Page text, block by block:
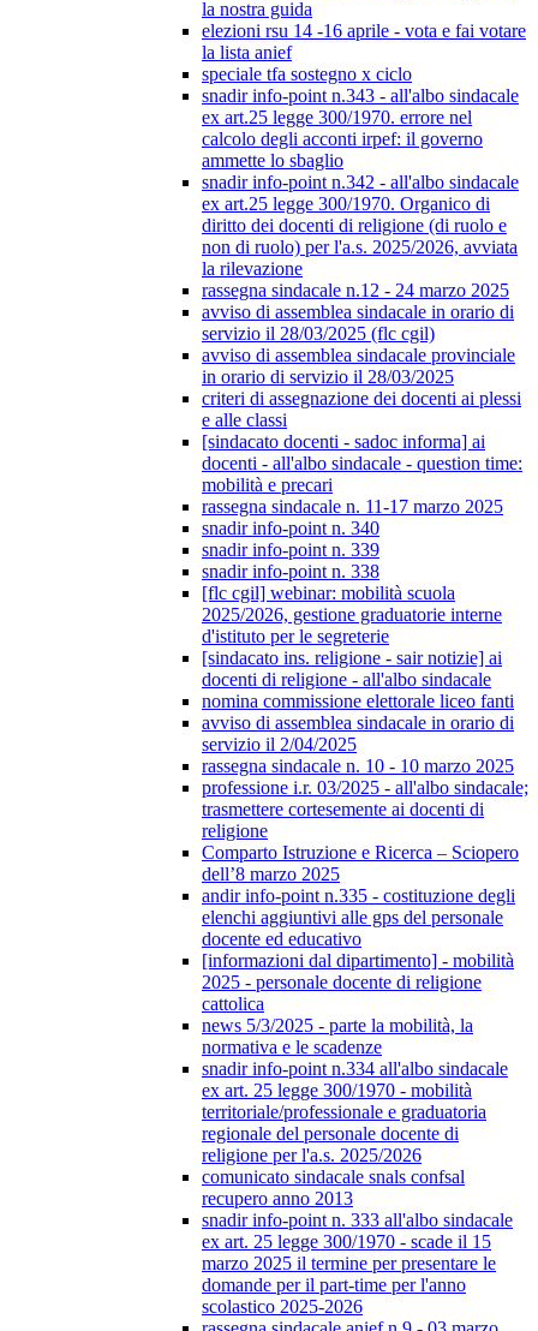
la nostra guida
elezioni rsu 14 -16 aprile - vota e fai votare
la lista anief
speciale tfa sostegno x ciclo
snadir info-point n.343 - all'albo sindacale
ex art.25 legge 300/1970. errore nel
calcolo degli acconti irpef: il governo
ammette lo sbaglio
snadir info-point n.342 - all'albo sindacale
ex art.25 legge 300/1970. Organico di
diritto dei docenti di religione (di ruolo e
non di ruolo) per l'a.s. 2025/2026, avviata
la rilevazione
rassegna sindacale n.12 - 24 marzo 2025
avviso di assemblea sindacale in orario di
servizio il 28/03/2025 (flc cgil)
avviso di assemblea sindacale provinciale
in orario di servizio il 28/03/2025
criteri di assegnazione dei docenti ai plessi
e alle classi
[sindacato docenti - sadoc informa] ai
docenti - all'albo sindacale - question time:
mobilità e precari
rassegna sindacale n. 11-17 marzo 2025
snadir info-point n. 340
snadir info-point n. 339
snadir info-point n. 338
[flc cgil] webinar: mobilità scuola
2025/2026, gestione graduatorie interne
d'istituto per le segreterie
[sindacato ins. religione - sair notizie] ai
docenti di religione - all'albo sindacale
nomina commissione elettorale liceo fanti
avviso di assemblea sindacale in orario di
servizio il 2/04/2025
rassegna sindacale n. 10 - 10 marzo 2025
professione i.r. 03/2025 - all'albo sindacale;
trasmettere cortesemente ai docenti di
religione
Comparto Istruzione e Ricerca – Sciopero
dell’8 marzo 2025
andir info-point n.335 - costituzione degli
elenchi aggiuntivi alle gps del personale
docente ed educativo
[informazioni dal dipartimento] - mobilità
2025 - personale docente di religione
cattolica
news 5/3/2025 - parte la mobilità, la
normativa e le scadenze
snadir info-point n.334 all'albo sindacale
ex art. 25 legge 300/1970 - mobilità
territoriale/professionale e graduatoria
regionale del personale docente di
religione per l'a.s. 2025/2026
comunicato sindacale snals confsal
recupero anno 2013
snadir info-point n. 333 all'albo sindacale
ex art. 25 legge 300/1970 - scade il 15
marzo 2025 il termine per presentare le
domande per il part-time per l'anno
scolastico 2025-2026